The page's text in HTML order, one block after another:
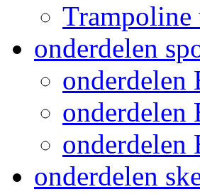
onderdelen
onderdelen
onderdelen
onderdelen
onderdelen